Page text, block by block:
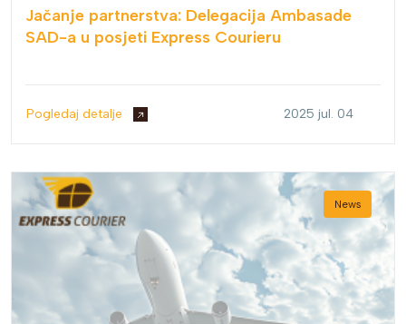
Jačanje partnerstva: Delegacija Ambasade
SAD-a u posjeti Express Courieru
Pogledaj detalje 2025 jul. 04
News